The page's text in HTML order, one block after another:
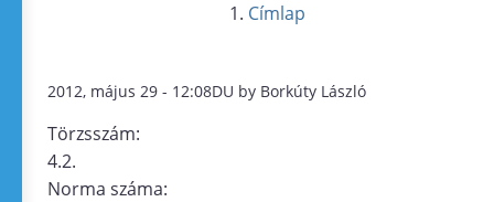
Címlap
2012, május 29 - 12:08DU by Borkúty László
Törzsszám:
4.2.
Norma száma: